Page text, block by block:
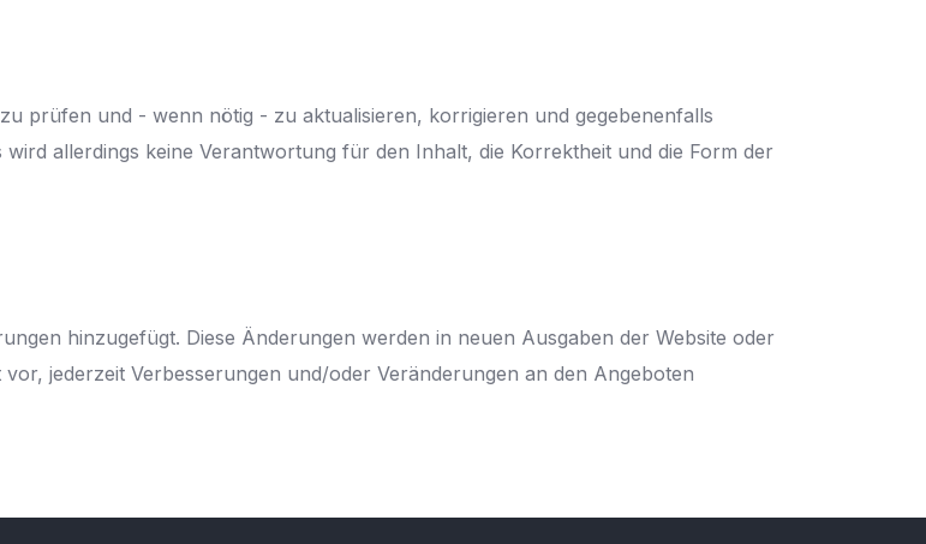
prüfen und - wenn nötig - zu aktualisieren, korrigieren und gegebenenfalls
allerdings keine Verantwortung für den Inhalt, die Korrektheit und die Form der
hinzugefügt. Diese Änderungen werden in neuen Ausgaben der Website oder
jederzeit Verbesserungen und/oder Veränderungen an den Angeboten